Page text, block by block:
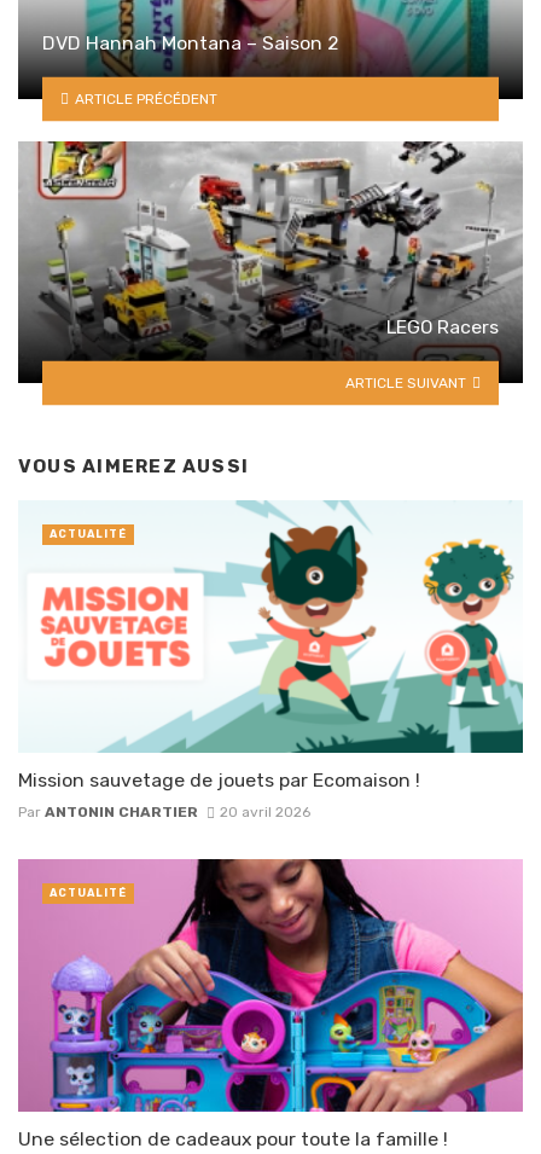
DVD Hannah Montana – Saison 2
ARTICLE PRÉCÉDENT
LEGO Racers
ARTICLE SUIVANT
VOUS AIMEREZ AUSSI
Mission sauvetage de jouets par Ecomaison !
Par ANTONIN CHARTIER 20 avril 2026
ACTUALITÉ
Une sélection de cadeaux pour toute la famille !
ACTUALITÉ